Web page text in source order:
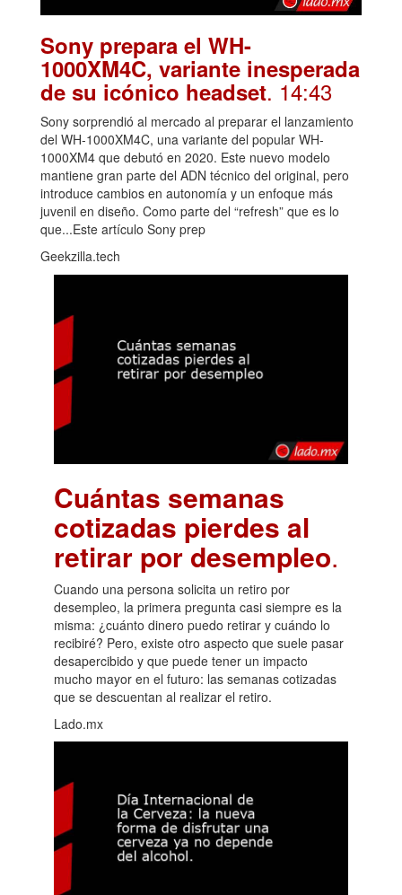
Sony prepara el WH-
1000XM4C, variante inesperada
de su icónico headset. 14:43
Sony sorprendió al mercado al preparar el lanzamiento
del WH-1000XM4C, una variante del popular WH-
1000XM4 que debutó en 2020. Este nuevo modelo
mantiene gran parte del ADN técnico del original, pero
introduce cambios en autonomía y un enfoque más
juvenil en diseño. Como parte del “refresh” que es lo
que...Este artículo Sony prep
Geekzilla.tech
Cuántas semanas
cotizadas pierdes al
retirar por desempleo.
Cuando una persona solicita un retiro por
desempleo, la primera pregunta casi siempre es la
misma: ¿cuánto dinero puedo retirar y cuándo lo
recibiré? Pero, existe otro aspecto que suele pasar
desapercibido y que puede tener un impacto
mucho mayor en el futuro: las semanas cotizadas
que se descuentan al realizar el retiro.
Lado.mx